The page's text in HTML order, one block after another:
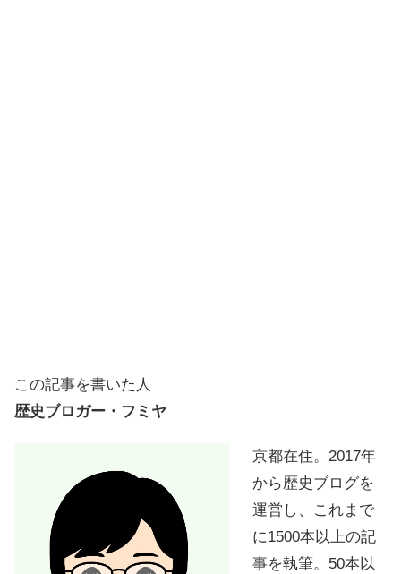
この記事を書いた人
歴史ブロガー・フミヤ
京都在住。2017年
から歴史ブログを
運営し、これまで
に1500本以上の記
事を執筆。50本以